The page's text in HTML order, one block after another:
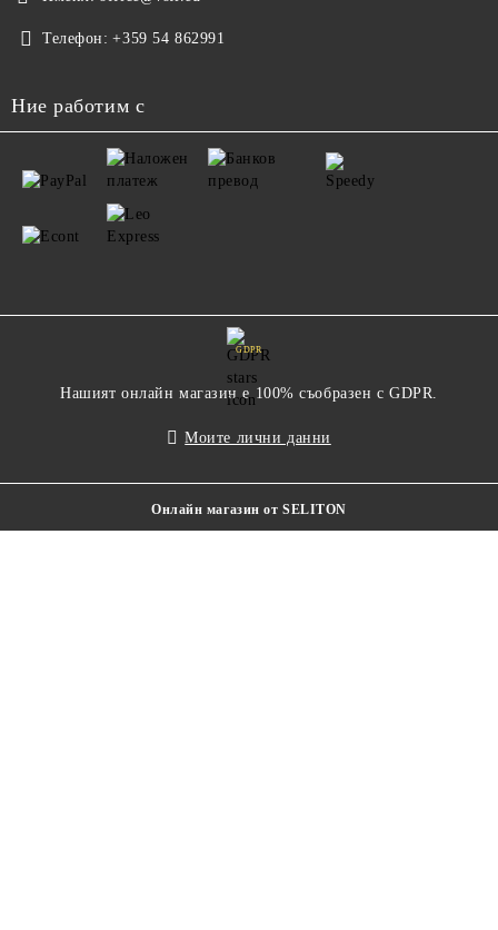
Телефон: +359 54 862991
Ние работим с
GDPR
Нашият онлайн магазин е 100% съобразен с GDPR.
Моите лични данни
Онлайн магазин от SELITON